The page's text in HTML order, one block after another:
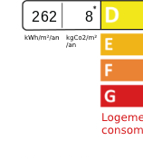
262 8